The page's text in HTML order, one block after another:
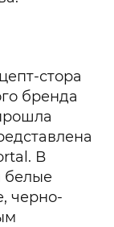
стора
бренда
В
белые
черно-